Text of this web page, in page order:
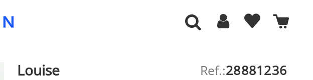
Louise 28881236
Ref.: